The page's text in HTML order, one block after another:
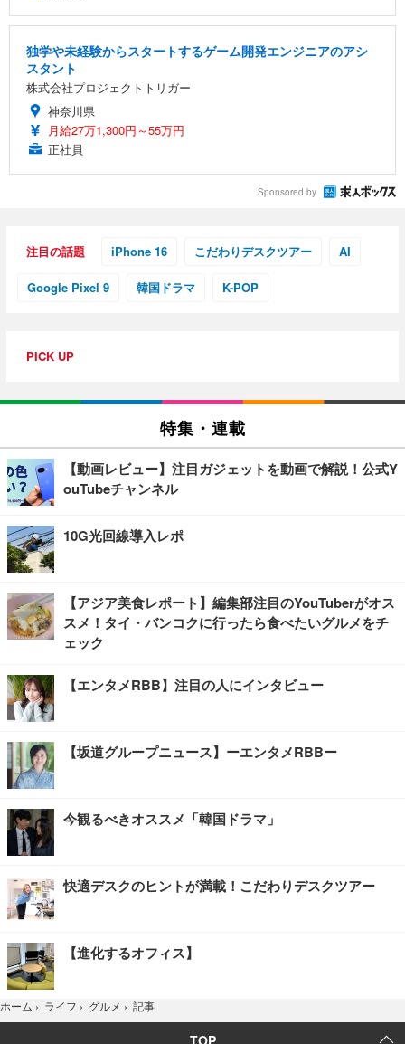
独学や未経験からスタートするゲーム開発エンジニアのアシ
スタント
株式会社プロジェクトトリガー
神奈川県
月給27万1,300円～55万円
正社員
Sponsored by
注目の話題 iPhone 16 こだわりデスクツアー AI
Google Pixel 9 韓国ドラマ K-POP
PICK UP
特集・連載
【動画レビュー】注目ガジェットを動画で解説！公式Y
ouTubeチャンネル
10G光回線導入レポ
【アジア美食レポート】編集部注目のYouTuberがオス
スメ！タイ・バンコクに行ったら食べたいグルメをチ
ェック
【エンタメRBB】注目の人にインタビュー
【坂道グループニュース】ーエンタメRBBー
今観るべきオススメ「韓国ドラマ」
快適デスクのヒントが満載！こだわりデスクツアー
【進化するオフィス】
ホーム › ライフ › グルメ › 記事
TOP